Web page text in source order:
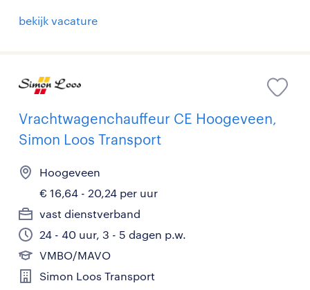
bekijk vacature
Vrachtwagenchauffeur CE Hoogeveen,
Simon Loos Transport
Hoogeveen
€ 16,64 - 20,24 per uur
vast dienstverband
24 - 40 uur, 3 - 5 dagen p.w.
VMBO/MAVO
Simon Loos Transport